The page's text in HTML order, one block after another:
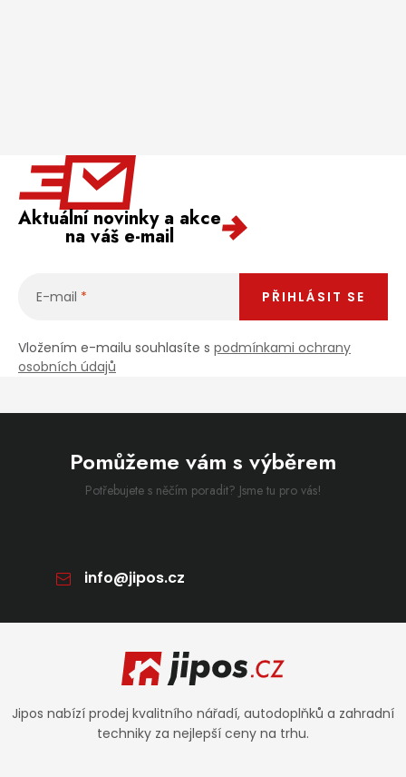
Aktuální novinky a akce
na váš e-mail
E-mail
Vložením e-mailu souhlasíte s podmínkami ochrany
osobních údajů
PŘIHLÁSIT SE
Pomůžeme vám s výběrem
Potřebujete s něčím poradit? Jsme tu pro vás!
info@jipos.cz
Jipos nabízí prodej kvalitního nářadí, autodoplňků a zahradní
techniky za nejlepší ceny na trhu.